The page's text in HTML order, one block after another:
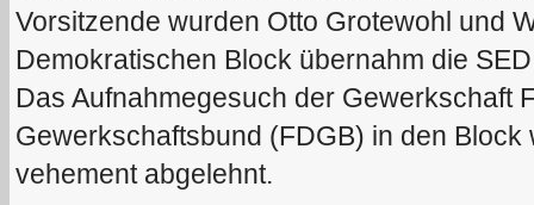
Vorsitzende wurden Otto Grotewohl und
Demokratischen Block übernahm die
Das Aufnahmegesuch der Gewerkschaft
Gewerkschaftsbund (FDGB) in den
vehement abgelehnt.